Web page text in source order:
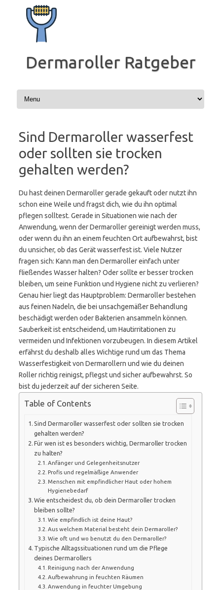
Inhalt
springen
Dermaroller Ratgeber
Sind Dermaroller wasserfest
oder sollten sie trocken
gehalten werden?
Du hast deinen Dermaroller gerade gekauft oder nutzt ihn
schon eine Weile und fragst dich, wie du ihn optimal
pflegen solltest. Gerade in Situationen wie nach der
Anwendung, wenn der Dermaroller gereinigt werden muss,
oder wenn du ihn an einem feuchten Ort aufbewahrst, bist
du unsicher, ob das Gerät wasserfest ist. Viele Nutzer
fragen sich: Kann man den Dermaroller einfach unter
fließendes Wasser halten? Oder sollte er besser trocken
bleiben, um seine Funktion und Hygiene nicht zu verlieren?
Genau hier liegt das Hauptproblem: Dermaroller bestehen
aus feinen Nadeln, die bei unsachgemäßer Behandlung
beschädigt werden oder Bakterien ansammeln können.
Sauberkeit ist entscheidend, um Hautirritationen zu
vermeiden und Infektionen vorzubeugen. In diesem Artikel
erfährst du deshalb alles Wichtige rund um das Thema
Wasserfestigkeit von Dermarollern und wie du deinen
Roller richtig reinigst, pflegst und sicher aufbewahrst. So
bist du jederzeit auf der sicheren Seite.
Table of Contents
Sind Dermaroller wasserfest oder sollten sie trocken
gehalten werden?
Für wen ist es besonders wichtig, Dermaroller trocken
zu halten?
Anfänger und Gelegenheitsnutzer
Profis und regelmäßige Anwender
Menschen mit empfindlicher Haut oder hohem
Hygienebedarf
Wie entscheidest du, ob dein Dermaroller trocken
bleiben sollte?
Wie empfindlich ist deine Haut?
Aus welchem Material besteht dein Dermaroller?
Wie oft und wo benutzt du den Dermaroller?
Typische Alltagssituationen rund um die Pflege
deines Dermarollers
Reinigung nach der Anwendung
Aufbewahrung in feuchten Räumen
Anwendung in feuchter Umgebung